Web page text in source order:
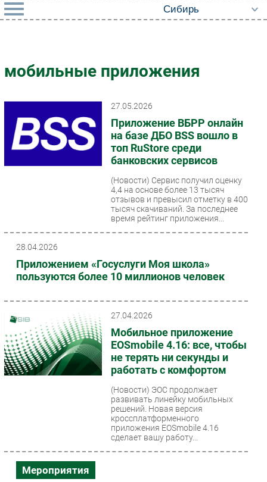
Импорто­замещение
Автоматизация Промышленности
Интернет
Мобильная связь
Фиксированная связь
Интеграция
Рынок ПК
ПО
Outsourcing
Кадры
Регулирование
Финансы
Web
Безопасность
Инновации
CIO/Управление ИТ
Аналитика
мобильные приложения
27.05.2026
Приложение ВБРР онлайн
на базе ДБО BSS вошло в
топ RuStore среди
банковских сервисов
(Новости) Сервис получил оценку
4,4 на основе более 13 тысяч
отзывов и превысил отметку в 400
тысяч скачиваний. За последнее
время рейтинг приложения...
28.04.2026
Приложением «Госуслуги Моя школа»
пользуются более 10 миллионов человек
27.04.2026
Мобильное приложение
EOSmobile 4.16: все, чтобы
не терять ни секунды и
работать с комфортом
(Новости) ЭОС продолжает
развивать линейку мобильных
решений. Новая версия
кроссплатформенного
приложения EOSmobile 4.16
сделает вашу работу...
Мероприятия